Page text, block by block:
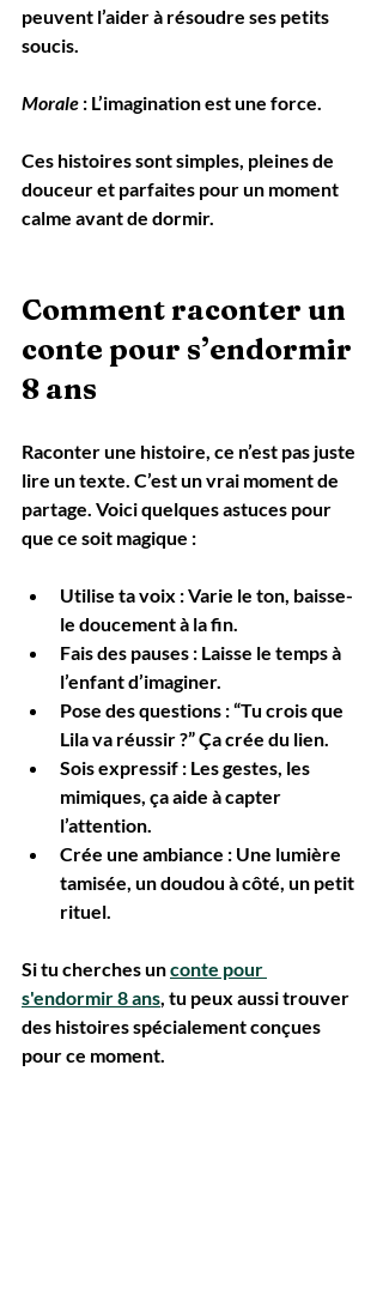
peuvent l’aider à résoudre ses petits
soucis.
Morale : L’imagination est une force.
Ces histoires sont simples, pleines de
douceur et parfaites pour un moment
calme avant de dormir.
Comment raconter un
conte pour s’endormir
8 ans
Raconter une histoire, ce n’est pas juste
lire un texte. C’est un vrai moment de
partage. Voici quelques astuces pour
que ce soit magique :
Utilise ta voix : Varie le ton, baisse-
le doucement à la fin.
Fais des pauses : Laisse le temps à
l’enfant d’imaginer.
Pose des questions : “Tu crois que
Lila va réussir ?” Ça crée du lien.
Sois expressif : Les gestes, les
mimiques, ça aide à capter
l’attention.
Crée une ambiance : Une lumière
tamisée, un doudou à côté, un petit
rituel.
Si tu cherches un conte pour
s'endormir 8 ans , tu peux aussi trouver
des histoires spécialement conçues
pour ce moment.